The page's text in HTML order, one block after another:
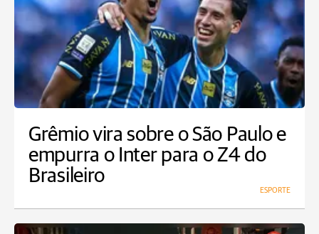
Grêmio vira sobre o São Paulo e
empurra o Inter para o Z4 do
Brasileiro
ESPORTE